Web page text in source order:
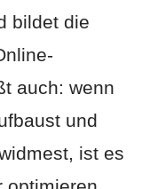
bildet die
auch: wenn
und
ist es